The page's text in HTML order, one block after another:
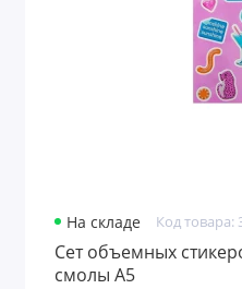
На складе Код товара:
Сет объемных
смолы А5